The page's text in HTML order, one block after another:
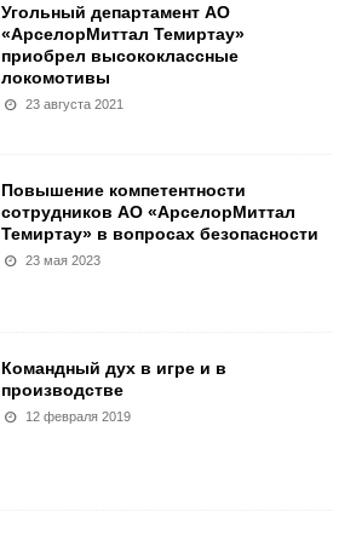
Угольный департамент АО
«АрселорМиттал Темиртау»
приобрел высококлассные
локомотивы
23 августа 2021
Повышение компетентности
сотрудников АО «АрселорМиттал
Темиртау» в вопросах безопасности
23 мая 2023
Командный дух в игре и в
производстве
12 февраля 2019